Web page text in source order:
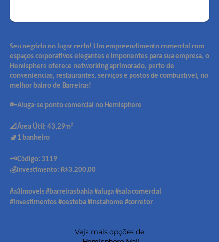
Seu negócio no lugar certo! Um empreendimento comercial com
espaços corporativos elegantes e imponentes para sua empresa, o
Hemisphere oferece networking aprimorado, perto de
conveniências, restaurantes, serviços e postos de combustível, no
melhor bairro de Barreiras!
🔑Aluga-se ponto comercial no Hemisphere
📐Área Útil: 43,29m²
🚽1 banheiro
🗝️Código: 3119
💰Investimento: R$3.200,00
#a3imoveis #barreirasbahia #aluga #sala comercial
#investimentos #oesteba #instahome #corretor
Veja mais opções de